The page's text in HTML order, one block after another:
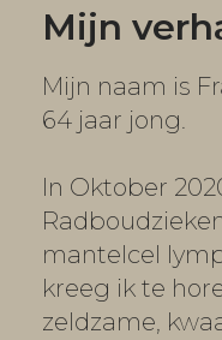
Mijn
Mijn naam is
64 jaar jong.
In Oktober
mantelcel
kreeg ik te
zeldzame,